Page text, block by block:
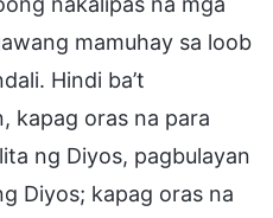
mamuhay sa loob
Hindi ba’t
kapag oras na para
ng Diyos, pagbulayan
Diyos; kapag oras na